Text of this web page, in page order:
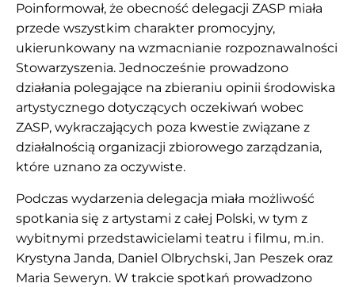
Poinformował, że obecność delegacji ZASP miała
przede wszystkim charakter promocyjny,
ukierunkowany na wzmacnianie rozpoznawalności
Stowarzyszenia. Jednocześnie prowadzono
działania polegające na zbieraniu opinii środowiska
artystycznego dotyczących oczekiwań wobec
ZASP, wykraczających poza kwestie związane z
działalnością organizacji zbiorowego zarządzania,
które uznano za oczywiste.
Podczas wydarzenia delegacja miała możliwość
spotkania się z artystami z całej Polski, w tym z
wybitnymi przedstawicielami teatru i filmu, m.in.
Krystyna Janda, Daniel Olbrychski, Jan Peszek oraz
Maria Seweryn. W trakcie spotkań prowadzono